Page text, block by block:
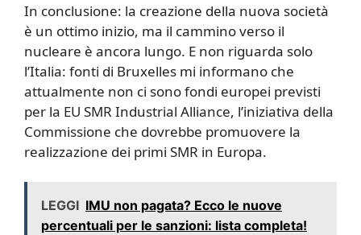
In conclusione: la creazione della nuova società
è un ottimo inizio, ma il cammino verso il
nucleare è ancora lungo. E non riguarda solo
l’Italia: fonti di Bruxelles mi informano che
attualmente non ci sono fondi europei previsti
per la EU SMR Industrial Alliance, l’iniziativa della
Commissione che dovrebbe promuovere la
realizzazione dei primi SMR in Europa.
LEGGI IMU non pagata? Ecco le nuove
percentuali per le sanzioni: lista completa!